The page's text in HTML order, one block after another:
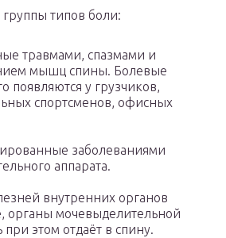
группы типов боли:
травмами, спазмами и
мышц спины. Болевые
появляются у грузчиков,
спортсменов, офисных
заболеваниями
аппарата.
внутренних органов
органы мочевыделительной
этом отдаёт в спину.